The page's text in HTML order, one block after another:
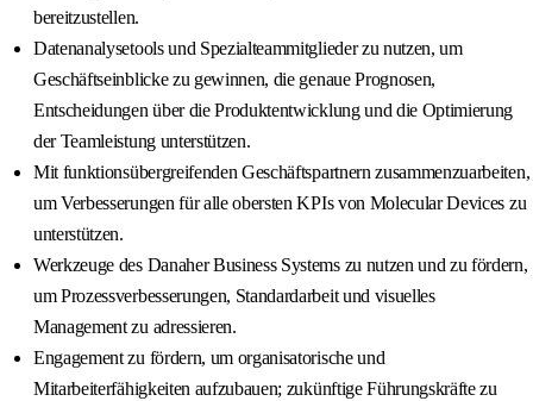
bereitzustellen.
Datenanalysetools und Spezialteammitglieder zu nutzen, um
Geschäftseinblicke zu gewinnen, die genaue Prognosen,
Entscheidungen über die Produktentwicklung und die Optimierung
der Teamleistung unterstützen.
Mit funktionsübergreifenden Geschäftspartnern zusammenzuarbeiten,
um Verbesserungen für alle obersten KPIs von Molecular Devices zu
unterstützen.
Werkzeuge des Danaher Business Systems zu nutzen und zu fördern,
um Prozessverbesserungen, Standardarbeit und visuelles
Management zu adressieren.
Engagement zu fördern, um organisatorische und
Mitarbeiterfähigkeiten aufzubauen; zukünftige Führungskräfte zu